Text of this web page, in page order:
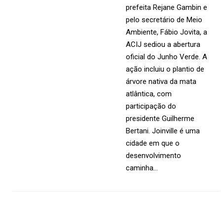
prefeita Rejane Gambin e
pelo secretário de Meio
Ambiente, Fábio Jovita, a
ACIJ sediou a abertura
oficial do Junho Verde. A
ação incluiu o plantio de
árvore nativa da mata
atlântica, com
participação do
presidente Guilherme
Bertani. Joinville é uma
cidade em que o
desenvolvimento
caminha…